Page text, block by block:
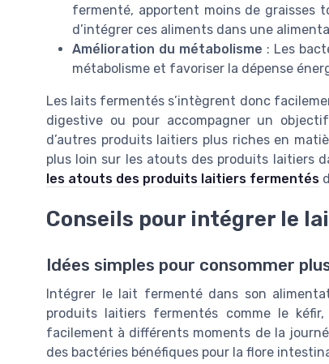
fermenté, apportent moins de graisses
d’intégrer ces aliments dans une
Amélioration du métabolisme : Les
métabolisme et favoriser la dépense
Les laits fermentés s’intègrent donc
digestive ou pour accompagner un
d’autres produits laitiers plus riches en
plus loin sur les atouts des produits laitiers
les atouts des produits laitiers fermentés
Conseils pour intégrer le
Idées simples pour consommer
Intégrer le lait fermenté dans son
produits laitiers fermentés comme le
facilement à différents moments de la
des bactéries bénéfiques pour la flore